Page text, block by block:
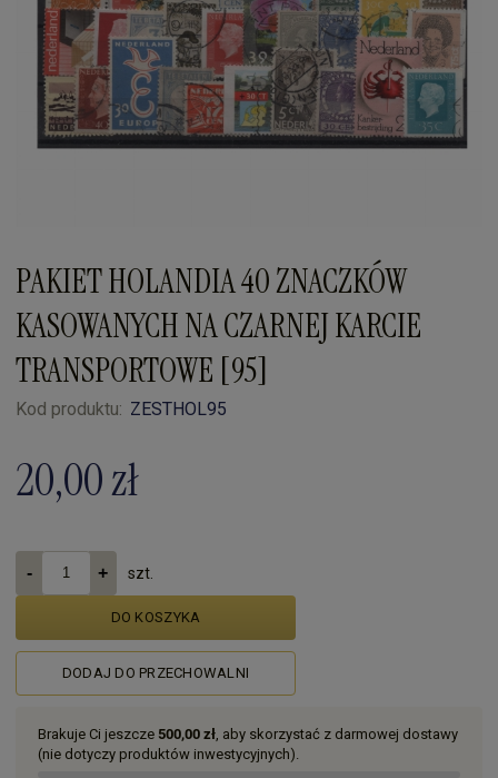
PAKIET HOLANDIA 40 ZNACZKÓW
KASOWANYCH NA CZARNEJ KARCIE
TRANSPORTOWE [95]
Kod produktu: ZESTHOL95
20,00 zł
szt.
DO KOSZYKA
DODAJ DO PRZECHOWALNI
Brakuje Ci jeszcze 500,00 zł , aby skorzystać z darmowej dostawy
(nie dotyczy produktów inwestycyjnych).